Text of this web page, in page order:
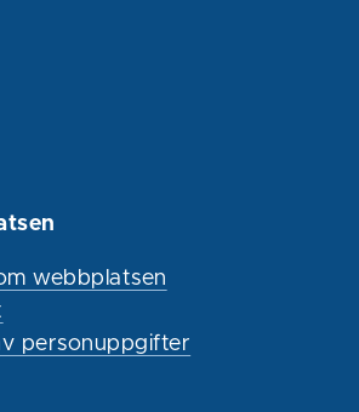
webbplatsen
personuppgifter